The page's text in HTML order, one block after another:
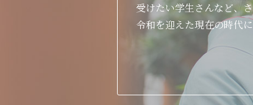
受けたい学生さんなど、
令和を迎えた現在の時代